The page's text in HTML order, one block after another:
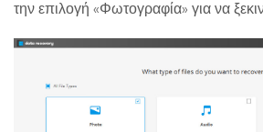
την επιλογή «Φωτογραφία» για να